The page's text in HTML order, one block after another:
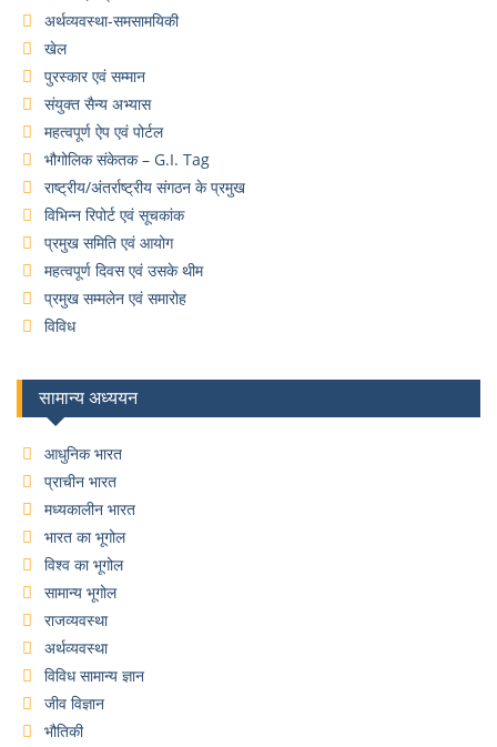
अर्थव्यवस्था-समसामयिकी
खेल
पुरस्कार एवं सम्मान
संयुक्त सैन्य अभ्यास
महत्वपूर्ण ऐप एवं पोर्टल
भौगोलिक संकेतक – G.I. Tag
राष्ट्रीय/अंतर्राष्ट्रीय संगठन के प्रमुख
विभिन्न रिपोर्ट एवं सूचकांक
प्रमुख समिति एवं आयोग
महत्वपूर्ण दिवस एवं उसके थीम
प्रमुख सम्मलेन एवं समारोह
विविध
सामान्य अध्ययन
आधुनिक भारत
प्राचीन भारत
मध्यकालीन भारत
भारत का भूगोल
विश्व का भूगोल
सामान्य भूगोल
राजव्यवस्था
अर्थव्यवस्था
विविध सामान्य ज्ञान
जीव विज्ञान
भौतिकी